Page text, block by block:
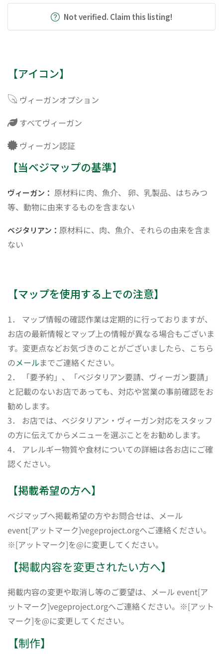
Not verified. Claim this listing!
【アイコン】
ヴィーガンオプション
すべてヴィーガン
ヴィーガン認証
【当ベジマップの基準】
ヴィーガン： 原材料に肉、魚介、 卵、乳製品、はちみつ
等、動物に由来するものを含まない
ベジタリアン： 原材料に、肉、魚介、それらの由来を含ま
ない
【マップを使用する上での注意】
1． マップ情報の確認作業は定期的に行っておりますが、
お店の最新情報とマップ上の情報が異なる場合もございま
す。変更点などお気づきのことがございましたら、こちら
のメールまでご連絡ください。
2． 「要予約」、「ベジタリアン要請、ヴィーガン要請」
と記載のないお店であっても、対応や営業の事前確認をお
勧めします。
3． お店では、ベジタリアン・ヴィーガン対応をスタッフ
の方に伝えてからメニューを選ぶことをお勧めします。
4． アレルギー物質や食材についての詳細は各お店にご確
認ください。
【掲載希望の方へ】
ベジマップへ掲載希望の方やお問合せは、メール
event[アットマーク]vegeproject.orgへご連絡ください。
※[アットマーク]を@に変更してください。
【掲載内容を変更されたい方へ】
掲載内容の変更や取消し等のご要望は、メール event[ア
ットマーク]vegeproject.orgへご連絡ください。※[アット
マーク]を@に変更してください。
【制作】